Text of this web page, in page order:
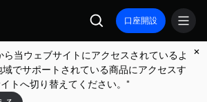
口座開設
当ウェブサイトにアクセスされているよ
でサポートされている商品にアクセスす
トへ切り替えてください。"